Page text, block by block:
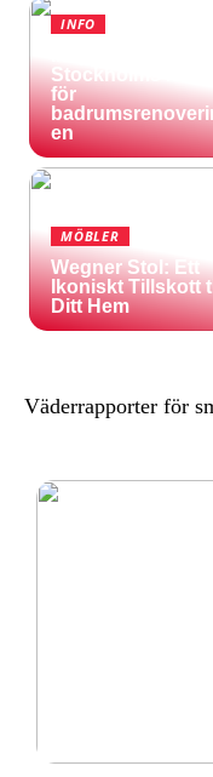
INFO
Stockholms natur
för
en
MÖBLER
Wegner Stol: Ett
Ikoniskt Tillskott
Ditt Hem
Väderrapporter för